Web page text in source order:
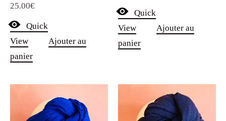
5.00
25.00€
Quick
View
Ajouter au
panier
Quick
View
Ajouter au
panier